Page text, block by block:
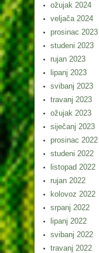
ožujak 2024
veljača 2024
prosinac 2023
studeni 2023
rujan 2023
lipanj 2023
svibanj 2023
travanj 2023
ožujak 2023
siječanj 2023
prosinac 2022
studeni 2022
listopad 2022
rujan 2022
kolovoz 2022
srpanj 2022
lipanj 2022
svibanj 2022
travanj 2022